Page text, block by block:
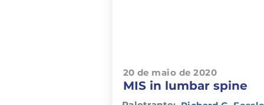
20 de maio de 2020
MIS in lumbar spine